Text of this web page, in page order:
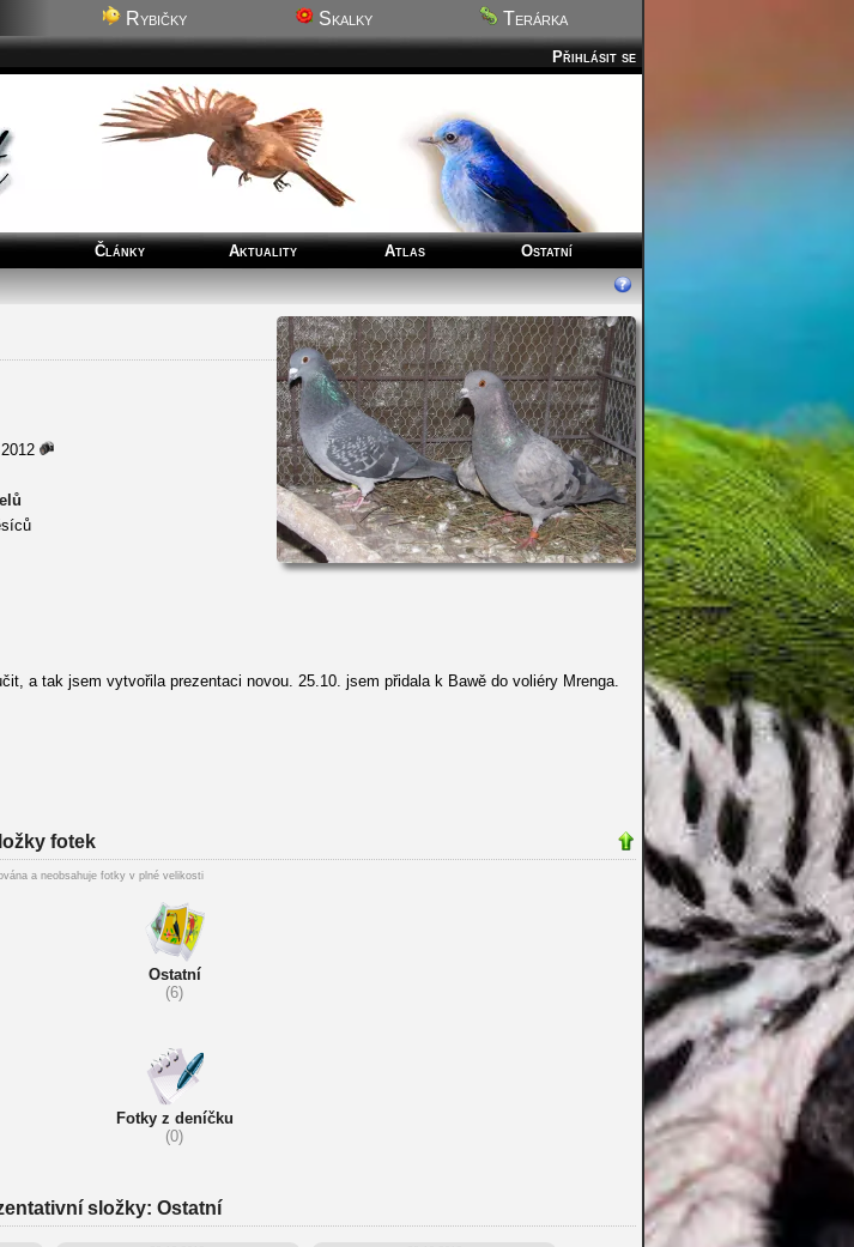
Rybičky Skalky Terárka
Přihlásit se
Články Aktuality Atlas
Ostatní
a tak jsem vytvořila prezentaci novou. 25.10. jsem přidala k Bawě do voliéry Mrenga.
fotek
a neobsahuje fotky v plné velikosti
Ostatní
(6)
Fotky z deníčku
(0)
složky: Ostatní